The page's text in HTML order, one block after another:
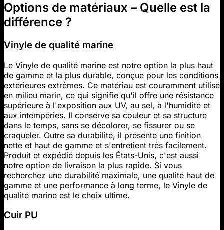
Options de matériaux – Quelle est la
différence ?
Vinyle de qualité marine
Le Vinyle de qualité marine est notre option la plus haut
de gamme et la plus durable, conçue pour les conditions
extérieures extrêmes. Ce matériau est couramment utilisé
en milieu marin, ce qui signifie qu'il offre une résistance
supérieure à l'exposition aux UV, au sel, à l'humidité et
aux intempéries. Il conserve sa couleur et sa structure
dans le temps, sans se décolorer, se fissurer ou se
craqueler. Outre sa durabilité, il présente une finition
nette et haut de gamme et s'entretient très facilement.
Produit et expédié depuis les États-Unis, c'est aussi
notre option de livraison la plus rapide. Si vous
recherchez une durabilité maximale, une qualité haut de
gamme et une performance à long terme, le Vinyle de
qualité marine est le choix ultime.
Cuir PU